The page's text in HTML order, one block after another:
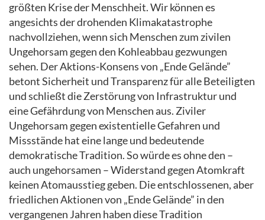
größten Krise der Menschheit. Wir können es
angesichts der drohenden Klimakatastrophe
nachvollziehen, wenn sich Menschen zum zivilen
Ungehorsam gegen den Kohleabbau gezwungen
sehen. Der Aktions-Konsens von „Ende Gelände”
betont Sicherheit und Transparenz für alle Beteiligten
und schließt die Zerstörung von Infrastruktur und
eine Gefährdung von Menschen aus. Ziviler
Ungehorsam gegen existentielle Gefahren und
Missstände hat eine lange und bedeutende
demokratische Tradition. So würde es ohne den –
auch ungehorsamen – Widerstand gegen Atomkraft
keinen Atomausstieg geben. Die entschlossenen, aber
friedlichen Aktionen von „Ende Gelände” in den
vergangenen Jahren haben diese Tradition